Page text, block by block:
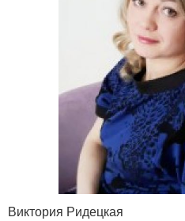
Виктория Ридецкая